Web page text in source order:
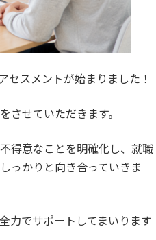
スメントが始まりました！
せていただきます。
得意なことを明確化し、就職
っかりと向き合っていきま
力でサポートしてまいります